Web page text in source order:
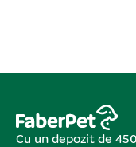
Cu un depozit de